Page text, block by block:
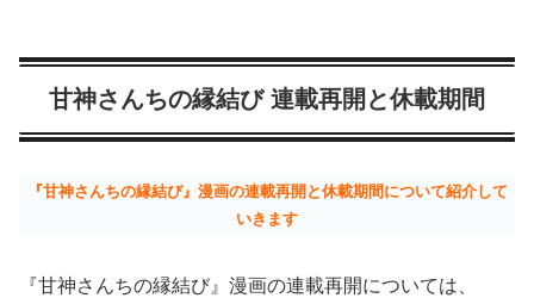
甘神さんちの縁結び 連載再開と休載期間
『甘神さんちの縁結び』漫画の連載再開と休載期間について紹介して
いきます
『甘神さんちの縁結び』漫画の連載再開については、